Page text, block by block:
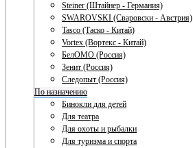
Steiner (Штайнер - Германия)
SWAROVSKI (Сваровски - Австрия)
Tasco (Таско - Китай)
Vortex (Вортекс - Китай)
БелОМО (Россия)
Зенит (Россия)
Следопыт (Россия)
По назначению
Бинокли для детей
Для театра
Для охоты и рыбалки
Для туризма и спорта